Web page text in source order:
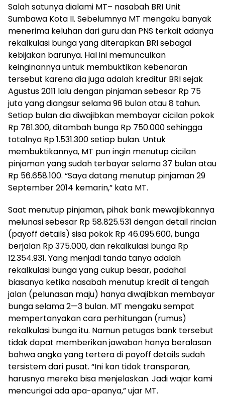
Salah satunya dialami MT– nasabah BRI Unit
Sumbawa Kota II. Sebelumnya MT mengaku banyak
menerima keluhan dari guru dan PNS terkait adanya
rekalkulasi bunga yang diterapkan BRI sebagai
kebijakan barunya. Hal ini memunculkan
keinginannya untuk membuktikan kebenaran
tersebut karena dia juga adalah kreditur BRI sejak
Agustus 2011 lalu dengan pinjaman sebesar Rp 75
juta yang diangsur selama 96 bulan atau 8 tahun.
Setiap bulan dia diwajibkan membayar cicilan pokok
Rp 781.300, ditambah bunga Rp 750.000 sehingga
totalnya Rp 1.531.300 setiap bulan. Untuk
membuktikannya, MT pun ingin menutup cicilan
pinjaman yang sudah terbayar selama 37 bulan atau
Rp 56.658.100. “Saya datang menutup pinjaman 29
September 2014 kemarin,” kata MT.
Saat menutup pinjaman, pihak bank mewajibkannya
melunasi sebesar Rp 58.825.531 dengan detail rincian
(payoff details) sisa pokok Rp 46.095.600, bunga
berjalan Rp 375.000, dan rekalkulasi bunga Rp
12.354.931. Yang menjadi tanda tanya adalah
rekalkulasi bunga yang cukup besar, padahal
biasanya ketika nasabah menutup kredit di tengah
jalan (pelunasan maju) hanya diwajibkan membayar
bunga selama 2—3 bulan. MT mengaku sempat
mempertanyakan cara perhitungan (rumus)
rekalkulasi bunga itu. Namun petugas bank tersebut
tidak dapat memberikan jawaban hanya beralasan
bahwa angka yang tertera di payoff details sudah
tersistem dari pusat. “Ini kan tidak transparan,
harusnya mereka bisa menjelaskan. Jadi wajar kami
mencurigai ada apa-apanya,” ujar MT.